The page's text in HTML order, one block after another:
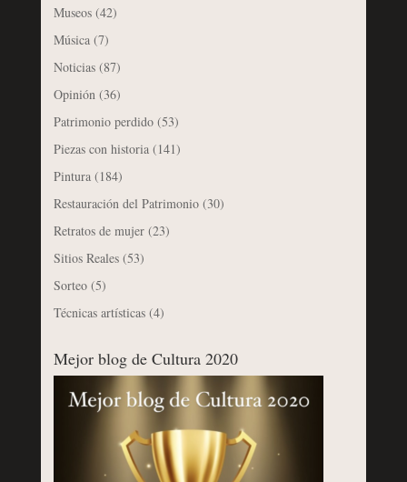
Museos(42)
Música(7)
Noticias(87)
Opinión (36)
Patrimonio perdido(53)
Piezas con historia(141)
Pintura(184)
Restauración del Patrimonio(30)
Retratos de mujer(23)
Sitios Reales(53)
Sorteo(5)
Técnicas artísticas(4)
Mejor blog de Cultura 2020